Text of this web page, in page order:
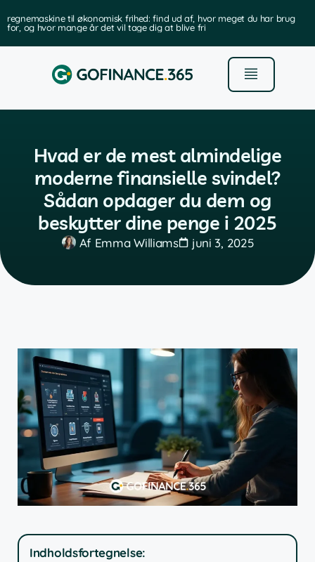
regnemaskine til økonomisk frihed: find ud af, hvor meget du har brug
for, og hvor mange år det vil tage dig at blive fri
Hvad er de mest almindelige
moderne finansielle svindel?
Sådan opdager du dem og
beskytter dine penge i 2025
Af Emma Williams juni 3, 2025
Indholdsfortegnelse: